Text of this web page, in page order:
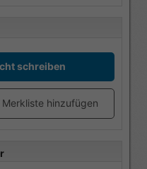
schreiben
Merkliste hinzufügen